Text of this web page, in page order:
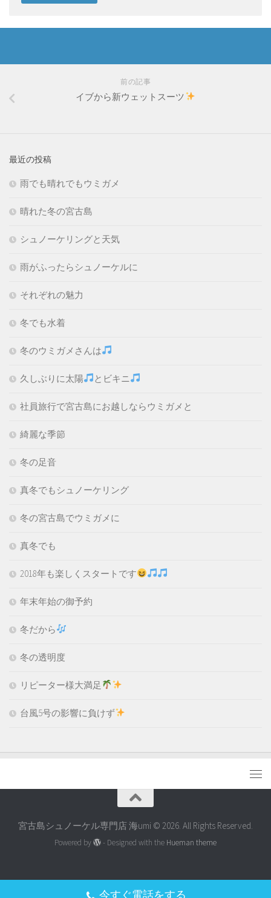
前の記事
イブから新ウェットスーツ
最近の投稿
雨でも晴れでもウミガメ
晴れた冬の宮古島
シュノーケリングと天気
雨がふったらシュノーケルに
それぞれの魅力
冬でも水着
冬のウミガメさんは
久しぶりに太陽 とビキニ
社員旅行で宮古島にお越しならウミガメと
綺麗な季節
冬の足音
真冬でもシュノーケリング
冬の宮古島でウミガメに
真冬でも
2018年も楽しくスタートです
年末年始の御予約
冬だから
冬の透明度
リピーター様大満足
台風5号の影響に負けず
宮古島シュノーケル専門店 海umi © 2026. All Rights Reserved.
Powered by - Designed with the Hueman theme
今すぐ電話をする